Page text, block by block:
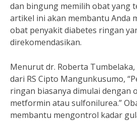
dan bingung memilih obat yang
artikel ini akan membantu Anda
obat penyakit diabetes ringan
direkomendasikan.
Menurut dr. Roberta
dari RS Cipto Mangunkusumo,
ringan biasanya dimulai dengan
metformin atau sulfonilurea.”
membantu mengontrol kadar